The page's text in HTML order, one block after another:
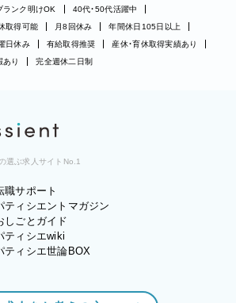
ランク明けOK
40代・50代活躍中
取得可能 月8回休み
年間休日105日以上
日休み 有給取得推奨
産休・育休取得実績あり
あり 完全週休二日制
選ぶ求人サイトNo.1
職サポート
ティシエントマガジン
しごとガイド
ティシエwiki
ティシエ世論BOX